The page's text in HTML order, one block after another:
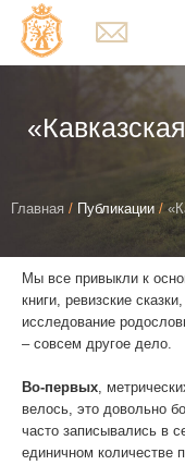
You
here
Главная / Публикации /
Мы все привыкли к
книги, ревизские
исследование
– совсем другое дело.
Во-первых,
велось, это довольно
часто записывались в
единичном количестве